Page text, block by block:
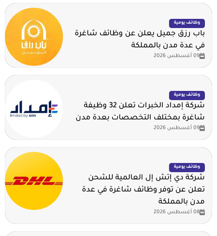
وظائف يومية
باب رزق جميل يعلن عن وظائف شاغرة
في عدة مدن بالمملكة
09 أغسطس 2026
وظائف يومية
شركة إمداد الخبرات تعلن 32 وظيفة
شاغرة بمختلف التخصصات بعدة مدن
09 أغسطس 2026
وظائف يومية
شركة دي إتش إل العالمية للشحن
تعلن عن توفر وظائف شاغرة في عدة
مدن بالمملكة
08 أغسطس 2026